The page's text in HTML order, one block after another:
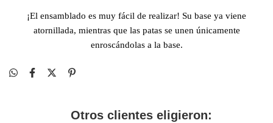
¡El ensamblado es muy fácil de realizar! Su base ya viene
atornillada, mientras que las patas se unen únicamente
enroscándolas a la base.
Otros clientes eligieron: